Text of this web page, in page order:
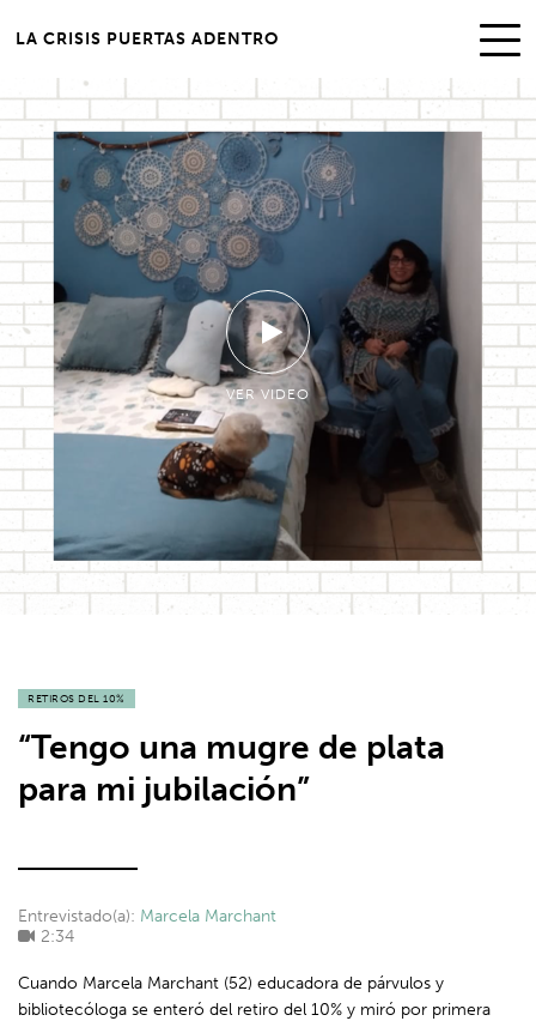
LA CRISIS PUERTAS ADENTRO
VER VIDEO
RETIROS DEL 10%
“Tengo una mugre de plata
para mi jubilación”
Entrevistado(a): Marcela Marchant
2:34
Cuando Marcela Marchant (52) educadora de párvulos y
bibliotecóloga se enteró del retiro del 10% y miró por primera